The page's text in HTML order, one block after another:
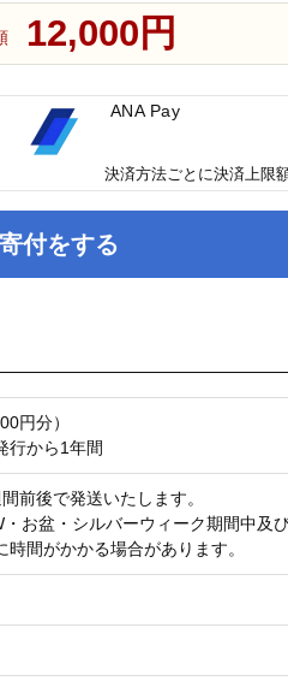
12,000円
寄付をする
円分）
行から1年間
前後で発送いたします。
お盆・シルバーウィーク期間中及
時間がかかる場合があります。
ANA Pay
決済方法ごとに決済上限